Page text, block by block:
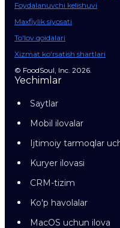
Foydalanuvchi kelishuvi
Maxfiylik siyosati
To'lov qoidalari
Xizmat ko‘rsatish shartlari
© FoodSoul, Inc. 2026.
Yechimlar
Saytlar
Mobil ilovalar
Ijtimoiy tarmoqlar
Kuryer ilovasi
CRM-tizim
Ko'p havolalar
MacOS uchun ilova